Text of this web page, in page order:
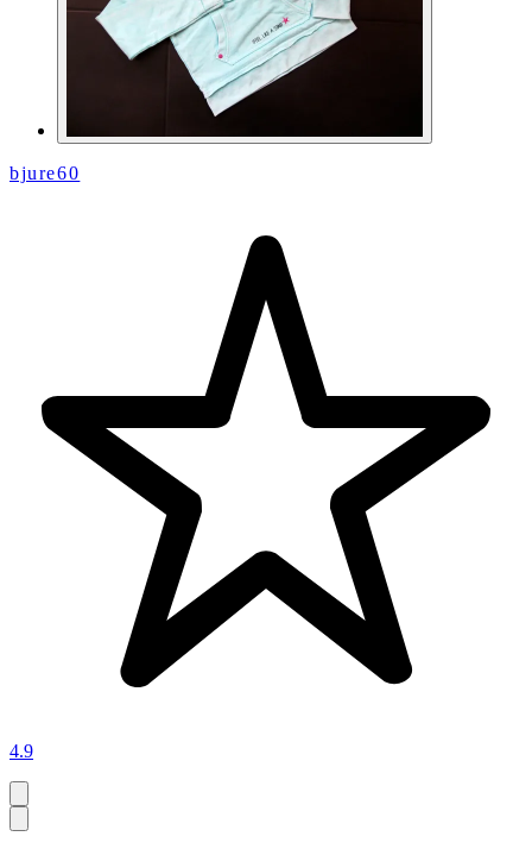
bjure60
4.9